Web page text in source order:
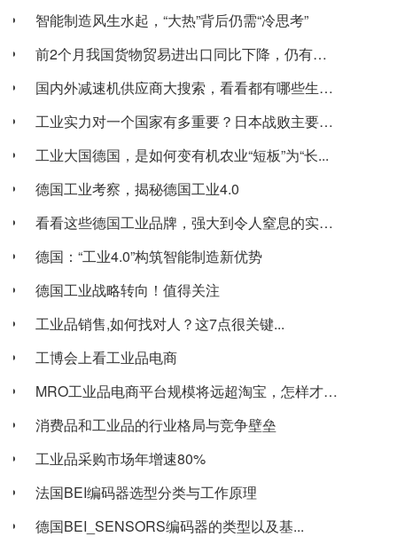
智能制造风生水起，“大热”背后仍需“冷思考”
前2个月我国货物贸易进出口同比下降，仍有新亮...
国内外减速机供应商大搜索，看看都有哪些生产企...
工业实力对一个国家有多重要？日本战败主要原因...
工业大国德国，是如何变有机农业“短板”为“长...
德国工业考察，揭秘德国工业4.0
看看这些德国工业品牌，强大到令人窒息的实力！
德国：“工业4.0”构筑智能制造新优势
德国工业战略转向！值得关注
工业品销售,如何找对人？这7点很关键...
工博会上看工业品电商
MRO工业品电商平台规模将远超淘宝，怎样才能...
消费品和工业品的行业格局与竞争壁垒
工业品采购市场年增速80%
法国BEI编码器选型分类与工作原理
德国BEI_SENSORS编码器的类型以及基...